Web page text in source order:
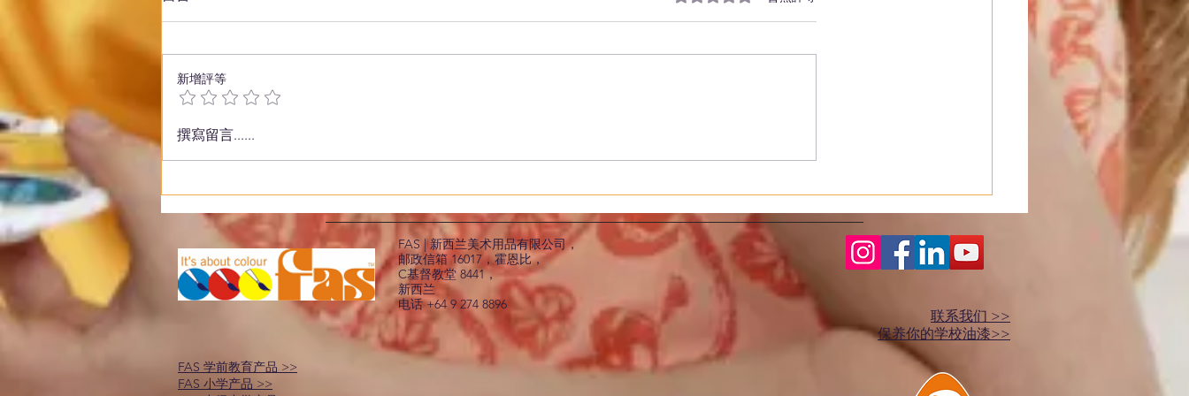
艺术创意：使用 FAS Studio
Ink 为儿童创作有趣的爬行动
蛋吗？揭穿谣言
新增評等
撰寫留言......
FAS | 新西兰美术用品有限公司，
邮政信箱 16017，霍恩比，
C基督教堂 8441，
新西兰
电话 +64 9 274 8896
FAS 学前教育产品 >>
FAS 小学产品 >>
联系我们 >>
保养你的学校油漆>>